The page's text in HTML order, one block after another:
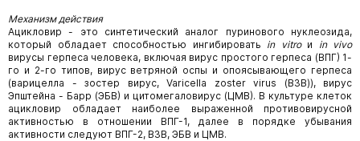
Механизм действия
Ацикловир - это синтетический аналог пуринового нуклеозида,
который обладает способностью ингибировать in vitroи in
vivo
вирусы герпеса человека, включая вирус простого герпеса (ВПГ) 1-
го и 2-го типов, вирус ветряной оспы и опоясывающего герпеса
(варицелла - зостер вирус, Varicella zoster virus (ВЗВ)), вирус
Эпштейна - Барр (ЭБВ) и цитомегаловирус (ЦМВ). В культуре клеток
ацикловир обладает наиболее выраженной противовирусной
активностью в отношении ВПГ-1, далее в порядке убывания
активности следуют ВПГ-2, ВЗВ, ЭБВ и ЦМВ.